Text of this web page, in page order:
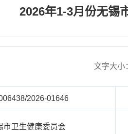
2026年1-3月份无锡
文字大小
2026-01646
市卫生健康委员会